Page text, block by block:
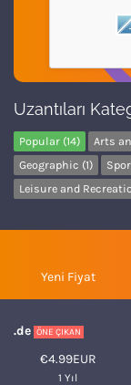
Uzantıları
Popular (14) Arts
Geographic (1)
Leisure and
Yeni Fiyat
.de ÖNE ÇIKAN
€4.99EUR
1 Yıl